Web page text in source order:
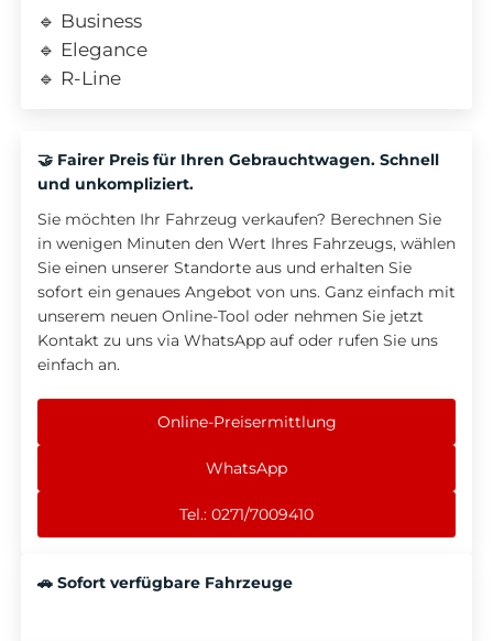
🔹 Business
🔹 Elegance
🔹 R-Line
🤝 Fairer Preis für Ihren Gebrauchtwagen. Schnell
und unkompliziert.
Sie möchten Ihr Fahrzeug verkaufen? Berechnen Sie
in wenigen Minuten den Wert Ihres Fahrzeugs, wählen
Sie einen unserer Standorte aus und erhalten Sie
sofort ein genaues Angebot von uns. Ganz einfach mit
unserem neuen Online-Tool oder nehmen Sie jetzt
Kontakt zu uns via WhatsApp auf oder rufen Sie uns
einfach an.
Online-Preisermittlung
WhatsApp
Tel.: 0271/7009410
🚗 Sofort verfügbare Fahrzeuge